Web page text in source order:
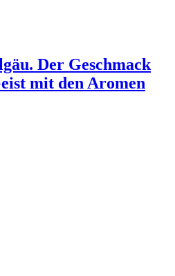
Der Geschmack
mit den Aromen